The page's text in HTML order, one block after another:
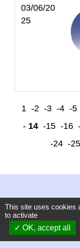
03/06/20
25
1 -2 -3 -4 -5
- 14 -15 -16
-24 -25
Contacts
This site uses cookies
to activate
OK, accept all